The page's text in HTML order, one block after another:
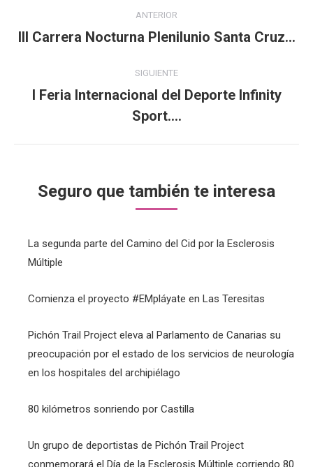
entre
publicaciones
ANTERIOR
Publicación
III Carrera Nocturna Plenilunio Santa Cruz…
SIGUIENTE
Publicación
siguiente:
I Feria Internacional del Deporte Infinity
Sport….
Seguro que también te interesa
La segunda parte del Camino del Cid por la Esclerosis
Múltiple
Comienza el proyecto #EMpláyate en Las Teresitas
Pichón Trail Project eleva al Parlamento de Canarias su
preocupación por el estado de los servicios de neurología
en los hospitales del archipiélago
80 kilómetros sonriendo por Castilla
Un grupo de deportistas de Pichón Trail Project
conmemorará el Día de la Esclerosis Múltiple corriendo 80